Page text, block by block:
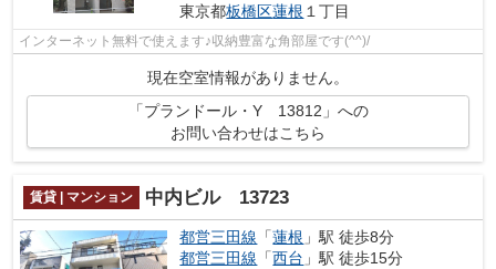
東京都板橋区蓮根 １丁目
インターネット無料で使えます♪収納豊富な角部屋です(^^)/
現在空室情報がありません。
「プランドール・Y 13812」への
お問い合わせはこちら
賃貸 | マンション 中内ビル 13723
都営三田線 「蓮根 」駅 徒歩8分
都営三田線 「西台 」駅 徒歩15分